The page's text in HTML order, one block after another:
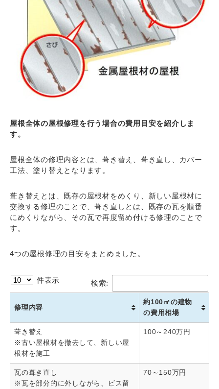
屋根全体の屋根修理を行う場合の費用目安を紹介しま
す。
屋根全体の修理内容とは、葺き替え、葺き直し、カバー
工法、塗り替えとなります。
葺き替えとは、既存の屋根材をめくり、新しい屋根材に
交換する修理のことで、葺き直しとは、既存の瓦を順番
にめくりながら、その瓦で再度留め付ける修理のことで
す。
4つの屋根修理の目安をまとめました。
件表示 検索:
修理内容
約100㎡の建物
の費用相場
葺き替え
※古い屋根材を撤去して、新しい屋
根材を施工
100～240万円
瓦の葺き直し
※瓦を部分的に外しながら、ビス留
70～150万円